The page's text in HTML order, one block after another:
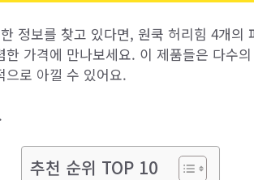
정보를 찾고 있다면, 원쿡 허리힘 4개의
가격에 만나보세요. 이 제품들은 다수
으로 아낄 수 있어요.
추천 순위 TOP 10